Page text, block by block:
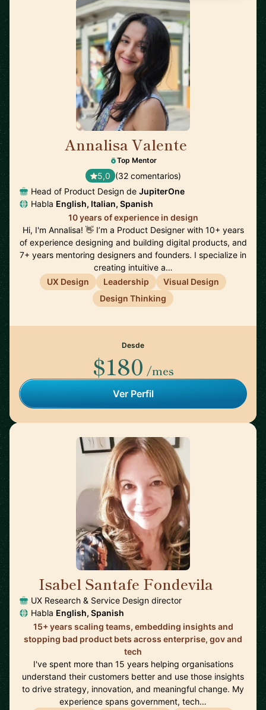
Annalisa Valente
Top Mentor
5,0 (32 comentarios)
Head of Product Design de JupiterOne
Habla English, Italian, Spanish
10 years of experience in design
Hi, I'm Annalisa! 👋 I’m a Product Designer with 10+ years
of experience designing and building digital products, and
7+ years mentoring designers and founders. I specialize in
creating intuitive a…
UX Design
Leadership
Visual Design
Design Thinking
Desde
$180 /mes
Ver Perfil
Isabel Santafe Fondevila
UX Research & Service Design director
Habla English, Spanish
15+ years scaling teams, embedding insights and
stopping bad product bets across enterprise, gov and
tech
I've spent more than 15 years helping organisations
understand their customers better and use those insights
to drive strategy, innovation, and meaningful change. My
experience spans government, tech…